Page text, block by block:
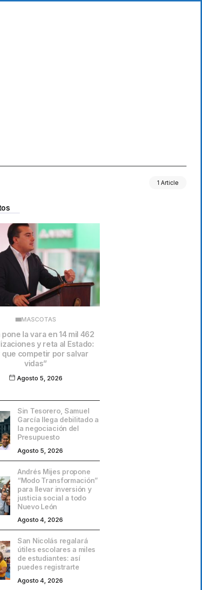
1 Article
MASCOTAS
pone la vara en 14 mil 462
y reta al Estado:
que competir por salvar
vidas”
Agosto 5, 2026
Sin Tesorero, Samuel
García llega debilitado a
la negociación del
Presupuesto
Agosto 5, 2026
Andrés Mijes propone
“Modo Transformación”
para llevar inversión y
justicia social a todo
Nuevo León
Agosto 4, 2026
San Nicolás regalará
útiles escolares a miles
de estudiantes: así
puedes registrarte
Agosto 4, 2026